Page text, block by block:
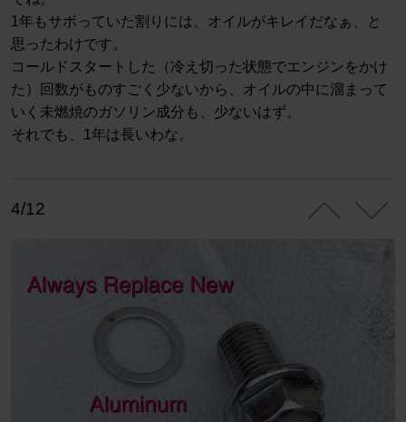
1年もサボっていた割りには、オイルがキレイだなぁ、と
思ったわけです。
コールドスタートした（冷え切った状態でエンジンをかけ
た）回数がものすごく少ないから、オイルの中に溜まって
いく未燃焼のガソリン成分も、少ないはず。
それでも、1年は長いわな。
4/12